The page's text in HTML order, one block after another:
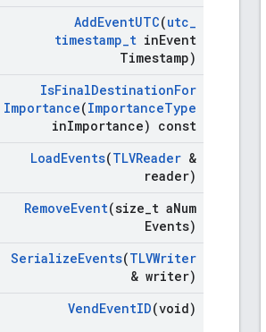
AddEventUTC(utc_
timestamp_t inEvent
Timestamp)
IsFinalDestinationFor
Importance(ImportanceType
inImportance) const
LoadEvents(TLVReader &
reader)
RemoveEvent(size t aNum
Events)
SerializeEvents(TLVWriter
& writer)
VendEventID(void)